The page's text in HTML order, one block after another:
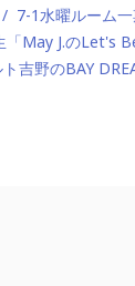
7-1水曜ルーム
May J.のLet's Be
吉野のBAY